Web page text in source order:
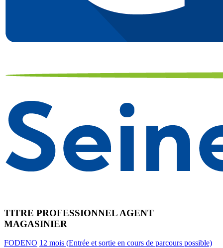
TITRE PROFESSIONNEL AGENT
MAGASINIER
FODENO 12 mois (Entrée et sortie en cours de parcours possible)